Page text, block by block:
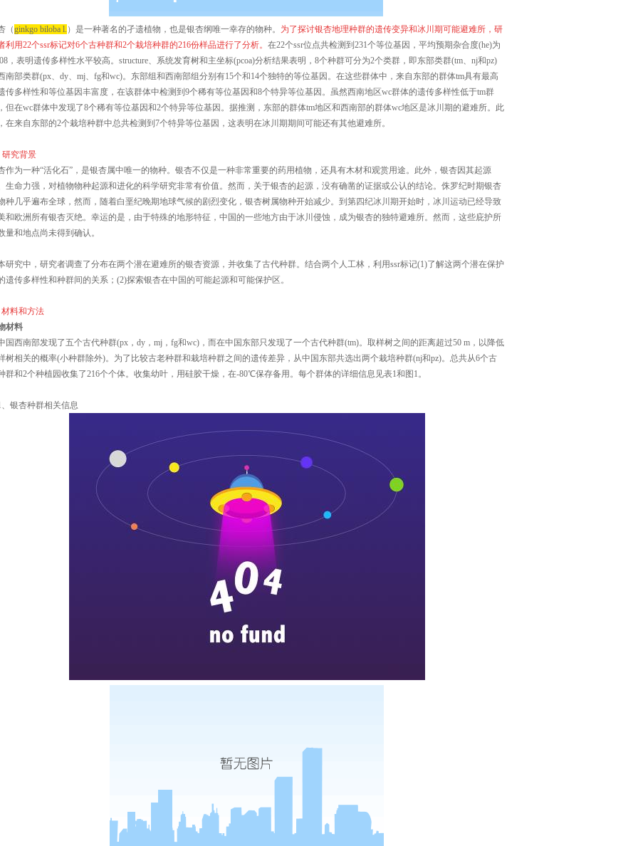
（ginkgo biloba l. ）是一种著名的孑遗植物，也是银杏纲唯一幸存的物种。 为了探讨银杏地理种群的遗传变异和冰川期可能避难所，研
利用22个ssr标记对6个古种群和2个栽培种群的216份样品进行了分析。 在22个ssr位点共检测到231个等位基因，平均预期杂合度(he)为
，表明遗传多样性水平较高。structure、系统发育树和主坐标(pcoa)分析结果表明，8个种群可分为2个类群，即东部类群(tm、nj和pz)
南部类群(px、dy、mj、fg和wc)。东部组和西南部组分别有15个和14个独特的等位基因。在这些群体中，来自东部的群体tm具有最高
传多样性和等位基因丰富度，在该群体中检测到9个稀有等位基因和8个特异等位基因。虽然西南地区wc群体的遗传多样性低于tm群
但在wc群体中发现了8个稀有等位基因和2个特异等位基因。据推测，东部的群体tm地区和西南部的群体wc地区是冰川期的避难所。此
在来自东部的2个栽培种群中总共检测到7个特异等位基因，这表明在冰川期期间可能还有其他避难所。
研究背景
作为一种“活化石”，是银杏属中唯一的物种。银杏不仅是一种非常重要的药用植物，还具有木材和观赏用途。此外，银杏因其起源
生命力强，对植物物种起源和进化的科学研究非常有价值。然而，关于银杏的起源，没有确凿的证据或公认的结论。侏罗纪时期银杏
种几乎遍布全球，然而，随着白垩纪晚期地球气候的剧烈变化，银杏树属物种开始减少。到第四纪冰川期开始时，冰川运动已经导致
和欧洲所有银杏灭绝。幸运的是，由于特殊的地形特征，中国的一些地方由于冰川侵蚀，成为银杏的独特避难所。然而，这些庇护所
量和地点尚未得到确认。
研究中，研究者调查了分布在两个潜在避难所的银杏资源，并收集了古代种群。结合两个人工林，利用ssr标记(1)了解这两个潜在保护
遗传多样性和种群间的关系；(2)探索银杏在中国的可能起源和可能保护区。
材料和方法
材料
国西南部发现了五个古代种群(px，dy，mj，fg和wc)，而在中国东部只发现了一个古代种群(tm)。取样树之间的距离超过50 m，以降低
树相关的概率(小种群除外)。为了比较古老种群和栽培种群之间的遗传差异，从中国东部共选出两个栽培种群(nj和pz)。总共从6个古
群和2个种植园收集了216个个体。收集幼叶，用硅胶干燥，在-80℃保存备用。每个群体的详细信息见表1和图1。
、银杏种群相关信息